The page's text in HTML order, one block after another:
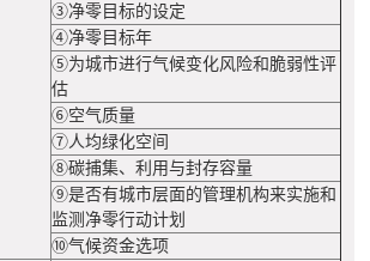
③净零目标的设定
④净零目标年
⑤为城市进行气候变化风险和脆弱性评
估
⑥空气质量
⑦人均绿化空间
⑧碳捕集、利用与封存容量
⑨是否有城市层面的管理机构来实施和
监测净零行动计划
⑩气候资金选项